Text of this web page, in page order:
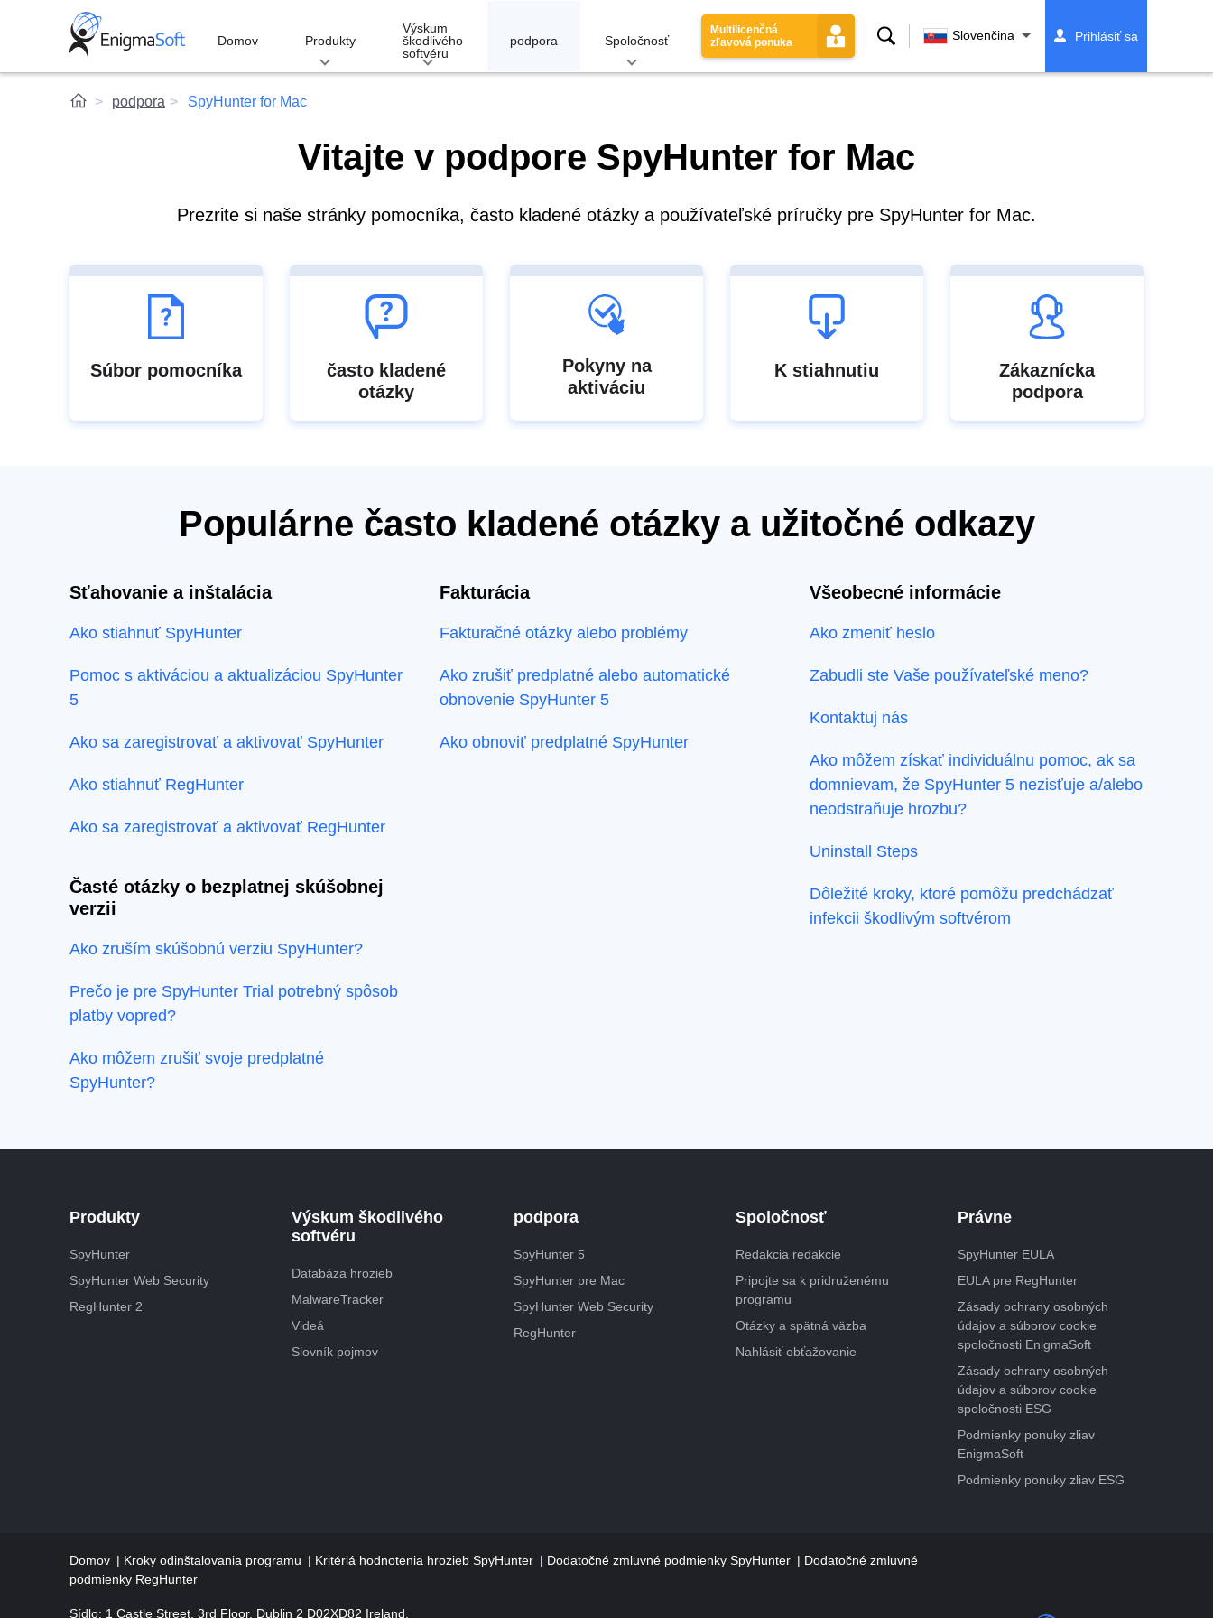
Domov Produkty
Výskum
škodlivého
softvéru
podpora Spoločnosť
Multilicenčná
zľavová ponuka
VyhľadávanieSlovenčina Prihlásiť sa
podpora SpyHunter for Mac
Vitajte v podpore SpyHunter for Mac
Prezrite si naše stránky pomocníka, často kladené otázky a používateľské príručky pre SpyHunter for Mac.
Súbor pomocníka
často kladené
otázky
Pokyny na
aktiváciu
K stiahnutiu
Zákaznícka
podpora
Populárne často kladené otázky a užitočné odkazy
Sťahovanie a inštalácia
Ako stiahnuť SpyHunter
Pomoc s aktiváciou a aktualizáciou SpyHunter
5
Ako sa zaregistrovať a aktivovať SpyHunter
Ako stiahnuť RegHunter
Ako sa zaregistrovať a aktivovať RegHunter
Časté otázky o bezplatnej skúšobnej
verzii
Ako zruším skúšobnú verziu SpyHunter?
Prečo je pre SpyHunter Trial potrebný spôsob
platby vopred?
Ako môžem zrušiť svoje predplatné
SpyHunter?
Fakturácia
Fakturačné otázky alebo problémy
Ako zrušiť predplatné alebo automatické
obnovenie SpyHunter 5
Ako obnoviť predplatné SpyHunter
Všeobecné informácie
Ako zmeniť heslo
Zabudli ste Vaše používateľské meno?
Kontaktuj nás
Ako môžem získať individuálnu pomoc, ak sa
domnievam, že SpyHunter 5 nezisťuje a/alebo
neodstraňuje hrozbu?
Uninstall Steps
Dôležité kroky, ktoré pomôžu predchádzať
infekcii škodlivým softvérom
Produkty
SpyHunter
SpyHunter Web Security
RegHunter 2
Výskum škodlivého
softvéru
Databáza hrozieb
MalwareTracker
Videá
Slovník pojmov
podpora
SpyHunter 5
SpyHunter pre Mac
SpyHunter Web Security
RegHunter
Spoločnosť
Redakcia redakcie
Pripojte sa k pridruženému
programu
Otázky a spätná väzba
Nahlásiť obťažovanie
Právne
SpyHunter EULA
EULA pre RegHunter
Zásady ochrany osobných
údajov a súborov cookie
spoločnosti EnigmaSoft
Zásady ochrany osobných
údajov a súborov cookie
spoločnosti ESG
Podmienky ponuky zliav
EnigmaSoft
Podmienky ponuky zliav ESG
Domov Kroky odinštalovania programu Kritériá hodnotenia hrozieb SpyHunter Dodatočné zmluvné podmienky SpyHunter
Dodatočné zmluvné
podmienky RegHunter
Sídlo: 1 Castle Street, 3rd Floor, Dublin 2 D02XD82 Ireland.